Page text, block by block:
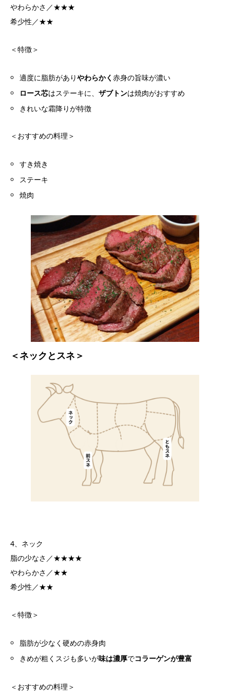
やわらかさ／★★★
希少性／★★
＜特徴＞
適度に脂肪がありやわらかく赤身の旨味が濃い
ロース芯はステーキに、ザブトンは焼肉がおすすめ
きれいな霜降りが特徴
＜おすすめの料理＞
すき焼き
ステーキ
焼肉
＜ネックとスネ＞
4、ネック
脂の少なさ／★★★★
やわらかさ／★★
希少性／★★
＜特徴＞
脂肪が少なく硬めの赤身肉
きめが粗くスジも多いが味は濃厚でコラーゲンが豊富
＜おすすめの料理＞